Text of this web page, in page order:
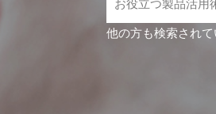
他の方も検索されて